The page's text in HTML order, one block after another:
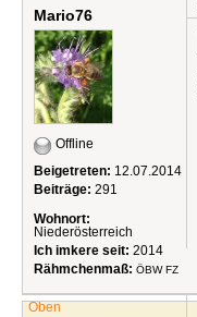
Mario76
Offline
Beigetreten: 12.07.2014
Beiträge: 291
Wohnort:
Niederösterreich
Ich imkere seit: 2014
Rähmchenmaß: ÖBW FZ
Oben